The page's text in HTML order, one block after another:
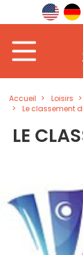
Accueil Loisirs
Le classement
LE